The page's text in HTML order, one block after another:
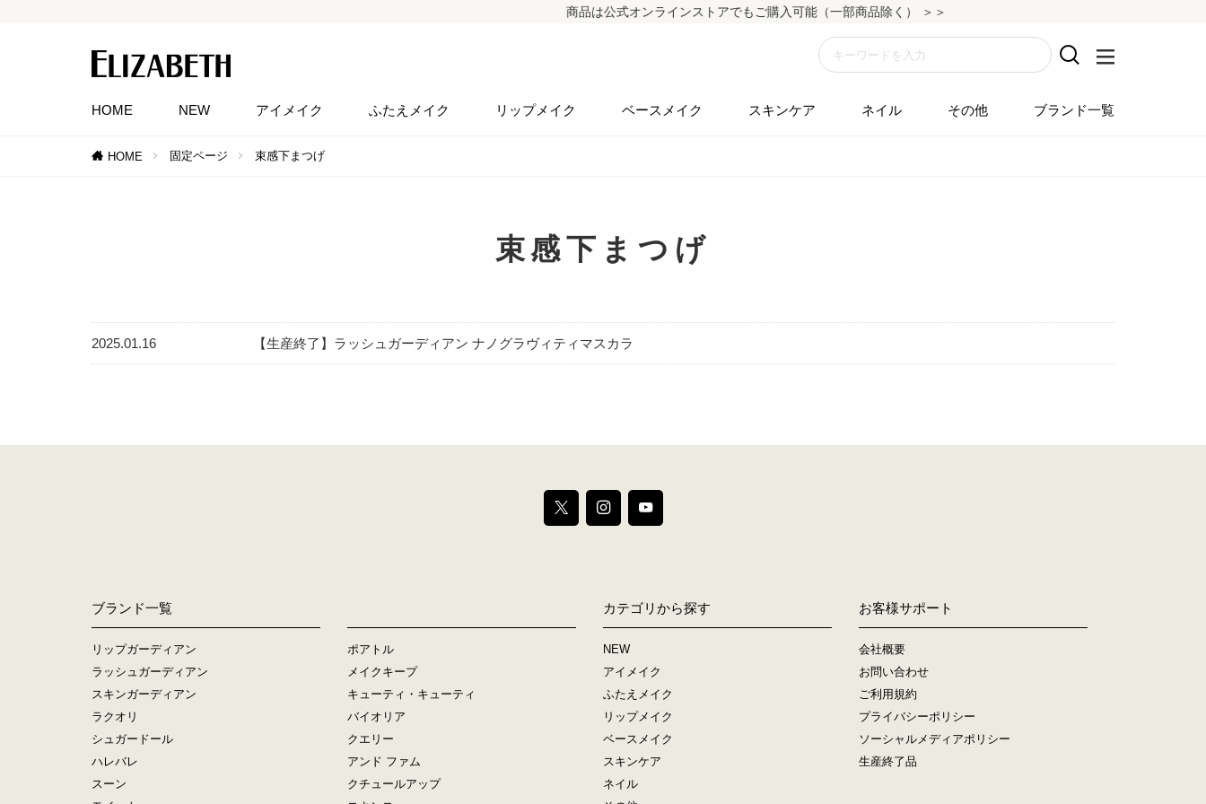
商品は公式オンラインストアでもご購入可能（一部商品除く） ＞＞
HOME NEW アイメイク ふたえメイク リップメイク ベースメイク スキンケア ネイル その他 ブランド一覧
HOME 固定ページ 束感下まつげ
束感下まつげ
2025.01.16 【生産終了】ラッシュガーディアン ナノグラヴィティマスカラ
ブランド一覧
リップガーディアン
ラッシュガーディアン
スキンガーディアン
ラクオリ
シュガードール
ハレバレ
スーン
ポアトル
メイクキープ
キューティ・キューティ
バイオリア
クエリー
アンド ファム
クチュールアップ
カテゴリから探す
NEW
アイメイク
ふたえメイク
リップメイク
ベースメイク
スキンケア
ネイル
お客様サポート
会社概要
お問い合わせ
ご利用規約
プライバシーポリシー
ソーシャルメディアポリシー
生産終了品